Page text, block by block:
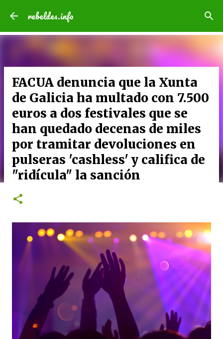
Ir al contenido principal
rebeldes.info
FACUA denuncia que la Xunta
de Galicia ha multado con 7.500
euros a dos festivales que se
han quedado decenas de miles
por tramitar devoluciones en
pulseras 'cashless' y califica de
"ridícula" la sanción